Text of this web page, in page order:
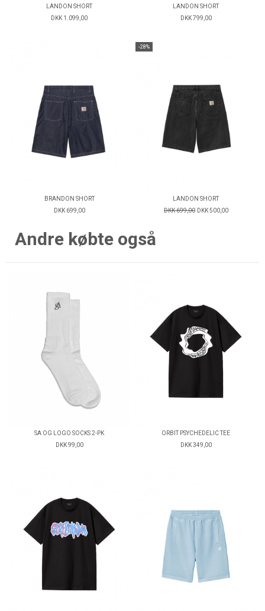
LANDON SHORT
DKK 1.099,00
LANDON SHORT
DKK 799,00
BRANDON SHORT
DKK 699,00
-28%
LANDON SHORT
DKK 699,00 DKK 500,00
Andre købte også
SA OG LOGO SOCKS 2-PK
DKK 99,00
ORBIT PSYCHEDELIC TEE
DKK 349,00